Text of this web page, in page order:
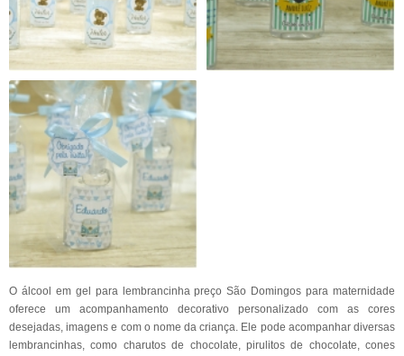
O álcool em gel para lembrancinha preço São Domingos para maternidade
oferece um acompanhamento decorativo personalizado com as cores
desejadas, imagens e com o nome da criança. Ele pode acompanhar diversas
lembrancinhas, como charutos de chocolate, pirulitos de chocolate, cones